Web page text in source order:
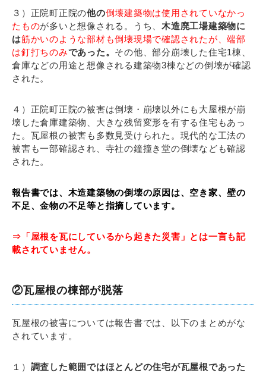
３）正院町正院の他の倒壊建築物は使用されていなかっ
たものが多いと想像される。うち、 木造廃工場建築物に
は筋かいのような部材も倒壊現場で確認されたが、端部
は釘打ちのみであった。 その他、部分崩壊した住宅1棟、
倉庫などの用途と想像される建築物3棟などの倒壊が確認
された。
４）正院町正院の被害は倒壊・崩壊以外にも大屋根が崩
壊した倉庫建築物、大きな残留変形を有する住宅もあっ
た。瓦屋根の被害も多数見受けられた。現代的な工法の
被害も一部確認され、寺社の鐘撞き堂の倒壊なども確認
された。
報告書では、木造建築物の倒壊の原因は、空き家、壁の
不足、金物の不足等と指摘しています。
⇒「屋根を瓦にしているから起きた災害」とは一言も記
載されていません。
②瓦屋根の棟部が脱落
瓦屋根の被害については報告書では、以下のまとめがな
されています。
１） 調査した範囲ではほとんどの住宅が瓦屋根であった